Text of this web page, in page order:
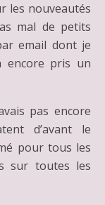
les nouveautés
mal de petits
email dont je
encore pris un
pas encore
d’avant le
pour tous les
sur toutes les